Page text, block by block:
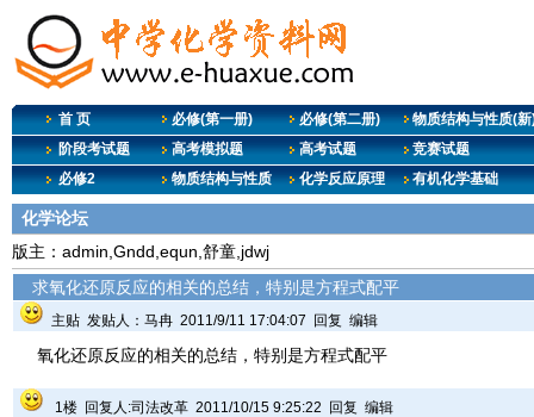
首 页 必修(第一册) 必修(第二册)
物质结构与性质(新
阶段考试题
高考模拟题 高考试题
竞赛试题
必修2
物质结构与性质 化学反应原理 有机化学基础
化学论坛
版主：admin,Gndd,equn,舒童,jdwj
求氧化还原反应的相关的总结，特别是方程式配平
主贴 发贴人： 马冉 2011/9/11 17:04:07 回复 编辑
氧化还原反应的相关的总结，特别是方程式配平
1楼 回复人:司法改革 2011/10/15 9:25:22 回复 编辑